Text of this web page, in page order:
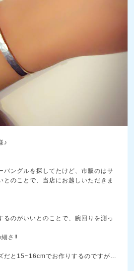
♪
バングルを探してたけど、市販のはサ
とのことで、当店にお越 しいただきま
るのがいいとのことで、腕回り を測っ
さ‼
だと15~16cmでお作りするのですが…